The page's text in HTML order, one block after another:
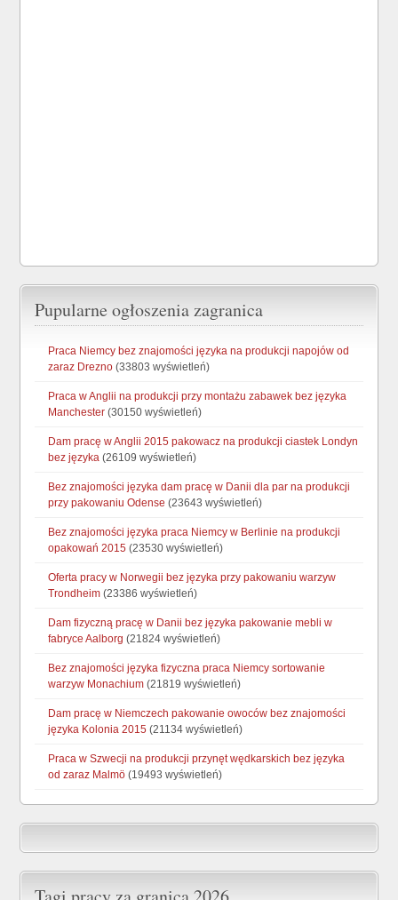
Pupularne ogłoszenia zagranica
Praca Niemcy bez znajomości języka na produkcji napojów od
zaraz Drezno (33803 wyświetleń)
Praca w Anglii na produkcji przy montażu zabawek bez języka
Manchester (30150 wyświetleń)
Dam pracę w Anglii 2015 pakowacz na produkcji ciastek Londyn
bez języka (26109 wyświetleń)
Bez znajomości języka dam pracę w Danii dla par na produkcji
przy pakowaniu Odense (23643 wyświetleń)
Bez znajomości języka praca Niemcy w Berlinie na produkcji
opakowań 2015 (23530 wyświetleń)
Oferta pracy w Norwegii bez języka przy pakowaniu warzyw
Trondheim (23386 wyświetleń)
Dam fizyczną pracę w Danii bez języka pakowanie mebli w
fabryce Aalborg (21824 wyświetleń)
Bez znajomości języka fizyczna praca Niemcy sortowanie
warzyw Monachium (21819 wyświetleń)
Dam pracę w Niemczech pakowanie owoców bez znajomości
języka Kolonia 2015 (21134 wyświetleń)
Praca w Szwecji na produkcji przynęt wędkarskich bez języka
od zaraz Malmö (19493 wyświetleń)